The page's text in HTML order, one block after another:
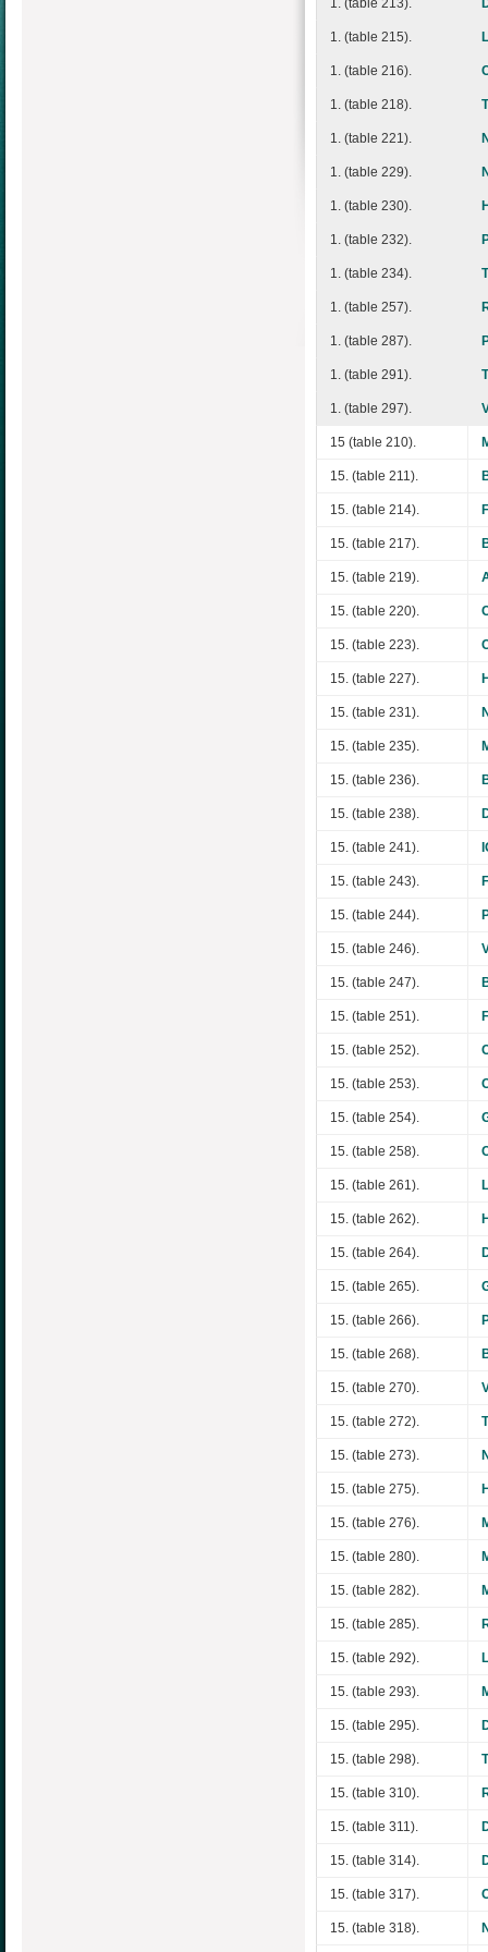
1. (table 213).
1. (table 215).
1. (table 216).
1. (table 218).
1. (table 221).
1. (table 229).
1. (table 230).
1. (table 232).
1. (table 234).
1. (table 257).
1. (table 287).
1. (table 291).
1. (table 297).
15 (table 210).
15. (table 211).
15. (table 214).
15. (table 217).
15. (table 219).
15. (table 220).
15. (table 223).
15. (table 227).
15. (table 231).
15. (table 235).
15. (table 236).
15. (table 238).
15. (table 241).
15. (table 243).
15. (table 244).
15. (table 246).
15. (table 247).
15. (table 251).
15. (table 252).
15. (table 253).
15. (table 254).
15. (table 258).
15. (table 261).
15. (table 262).
15. (table 264).
15. (table 265).
15. (table 266).
15. (table 268).
15. (table 270).
15. (table 272).
15. (table 273).
15. (table 275).
15. (table 276).
15. (table 280).
15. (table 282).
15. (table 285).
15. (table 292).
15. (table 293).
15. (table 295).
15. (table 298).
15. (table 310).
15. (table 311).
15. (table 314).
15. (table 317).
15. (table 318).